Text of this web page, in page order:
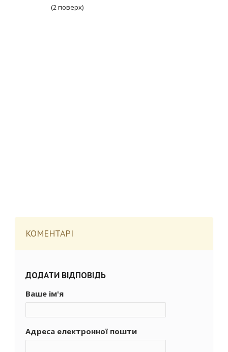
(2 поверх)
КОМЕНТАРІ
ДОДАТИ ВІДПОВІДЬ
Ваше ім'я
Адреса електронної пошти